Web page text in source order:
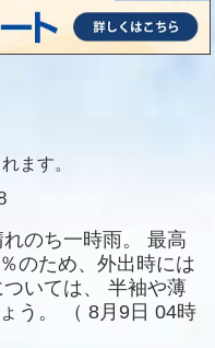
ます。
れのち一時雨。
最高
のため、外出時には
いては、
半袖や薄
う。
（ 8月9日 04時